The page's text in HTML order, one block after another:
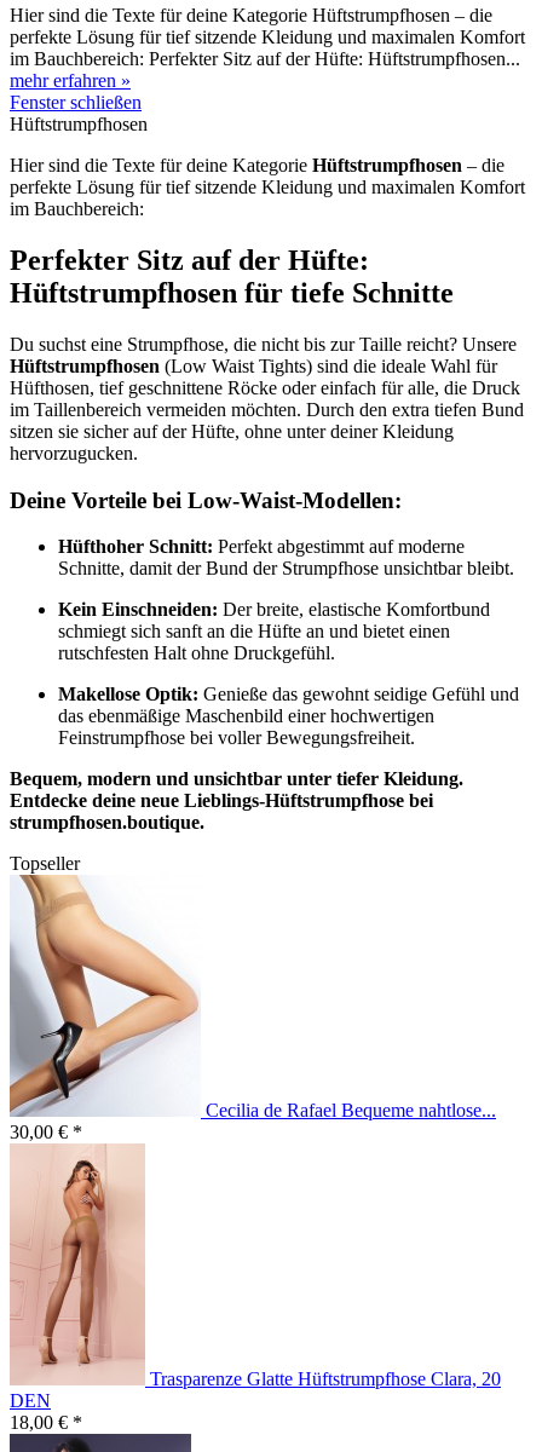
Hier sind die Texte für deine Kategorie Hüftstrumpfhosen – die
perfekte Lösung für tief sitzende Kleidung und maximalen Komfort
im Bauchbereich: Perfekter Sitz auf der Hüfte: Hüftstrumpfhosen...
mehr erfahren »
Fenster schließen
Hüftstrumpfhosen
Hier sind die Texte für deine Kategorie Hüftstrumpfhosen – die
perfekte Lösung für tief sitzende Kleidung und maximalen Komfort
im Bauchbereich:
Perfekter Sitz auf der Hüfte:
Hüftstrumpfhosen für tiefe Schnitte
Du suchst eine Strumpfhose, die nicht bis zur Taille reicht? Unsere
Hüftstrumpfhosen (Low Waist Tights) sind die ideale Wahl für
Hüfthosen, tief geschnittene Röcke oder einfach für alle, die Druck
im Taillenbereich vermeiden möchten. Durch den extra tiefen Bund
sitzen sie sicher auf der Hüfte, ohne unter deiner Kleidung
hervorzugucken.
Deine Vorteile bei Low-Waist-Modellen:
Hüfthoher Schnitt: Perfekt abgestimmt auf moderne
Schnitte, damit der Bund der Strumpfhose unsichtbar bleibt.
Kein Einschneiden: Der breite, elastische Komfortbund
schmiegt sich sanft an die Hüfte an und bietet einen
rutschfesten Halt ohne Druckgefühl.
Makellose Optik: Genieße das gewohnt seidige Gefühl und
das ebenmäßige Maschenbild einer hochwertigen
Feinstrumpfhose bei voller Bewegungsfreiheit.
Bequem, modern und unsichtbar unter tiefer Kleidung.
Entdecke deine neue Lieblings-Hüftstrumpfhose bei
strumpfhosen.boutique.
Topseller
Cecilia de Rafael Bequeme nahtlose...
30,00 € *
Trasparenze Glatte Hüftstrumpfhose Clara, 20
DEN
18,00 € *